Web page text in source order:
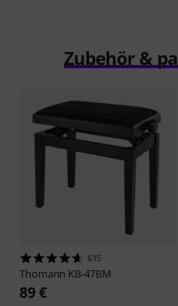
Zubehör &
615
Thomann KB-47BM
89 €